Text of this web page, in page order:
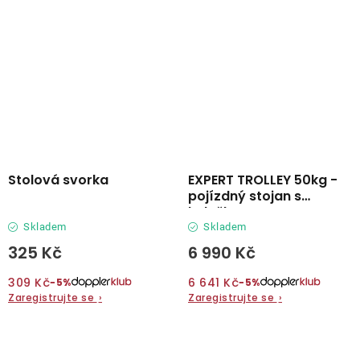
Stolová svorka
Skladem
325 Kč
309 Kč−5%
Zaregistrujte se ›
EXPERT TROLLEY 50kg -
pojízdný stojan s
kolečky
Skladem
6 990 Kč
6 641 Kč−5%
Zaregistrujte se ›